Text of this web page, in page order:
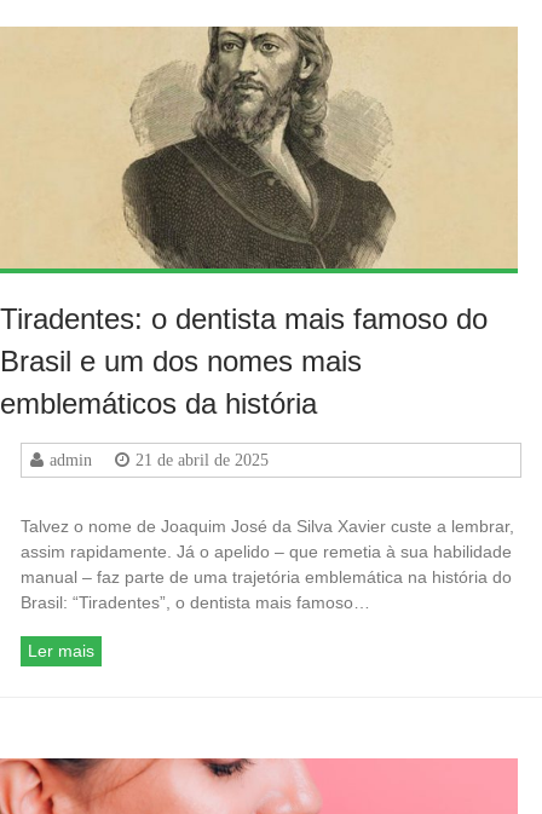
Tiradentes: o dentista mais famoso do
Brasil e um dos nomes mais
emblemáticos da história
admin 21 de abril de 2025
Talvez o nome de Joaquim José da Silva Xavier custe a lembrar,
assim rapidamente. Já o apelido – que remetia à sua habilidade
manual – faz parte de uma trajetória emblemática na história do
Brasil: “Tiradentes”, o dentista mais famoso…
Ler mais